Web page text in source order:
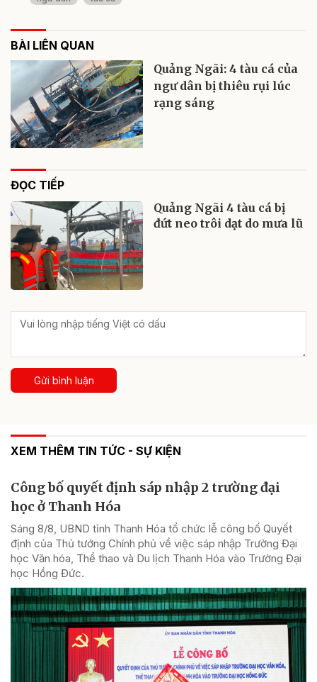
BÀI LIÊN QUAN
Quảng Ngãi: 4 tàu cá của
ngư dân bị thiêu rụi lúc
rạng sáng
ĐỌC TIẾP
Quảng Ngãi 4 tàu cá bị
đứt neo trôi dạt do mưa lũ
Gửi bình luận
XEM THÊM TIN TỨC - SỰ KIỆN
Công bố quyết định sáp nhập 2 trường đại
học ở Thanh Hóa
Sáng 8/8, UBND tỉnh Thanh Hóa tổ chức lễ công bố Quyết
định của Thủ tướng Chính phủ về việc sáp nhập Trường Đại
học Văn hóa, Thể thao và Du lịch Thanh Hóa vào Trường Đại
học Hồng Đức.